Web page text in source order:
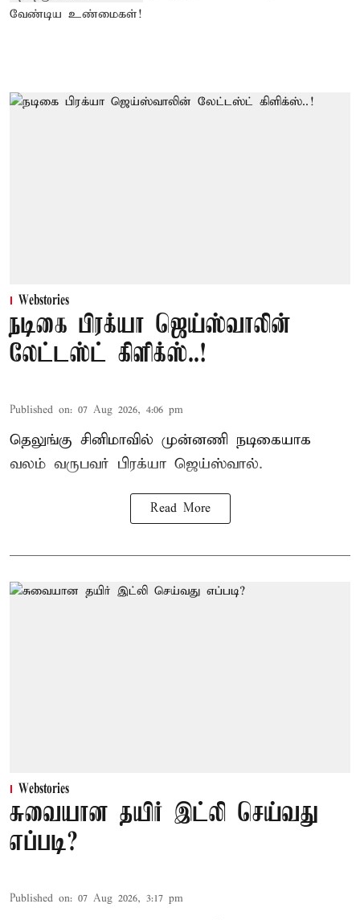
Webstories
நடிகை பிரக்யா ஜெய்ஸ்வாலின்
லேட்டஸ்ட் கிளிக்ஸ்..!
Published on: 07 Aug 2026, 4:06 pm
தெலுங்கு சினிமாவில் முன்னணி நடிகையாக
வலம் வருபவர் பிரக்யா ஜெய்ஸ்வால்.
Read More
Webstories
சுவையான தயிர் இட்லி செய்வது
எப்படி?
Published on: 07 Aug 2026, 3:17 pm